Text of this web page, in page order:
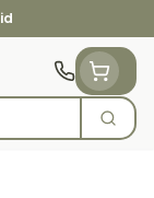
Zoek